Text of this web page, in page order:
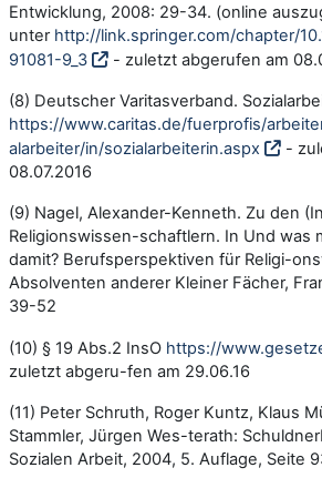
Entwicklung, 2008: 29-34. (online
unter http://link.springer.com/chapter/
91081-9_3
- zuletzt abgerufen am
(8) Deutscher Varitasverband.
https://www.caritas.de/fuerprofis/
alarbeiter/in/sozialarbeiterin.aspx
-
08.07.2016
(9) Nagel, Alexander-Kenneth. Zu den
Religionswissen-schaftlern. In Und was
damit? Berufsperspektiven für Religi-
Absolventen anderer Kleiner Fächer,
39-52
(10) § 19 Abs.2 InsO https://
zuletzt abgeru-fen am 29.06.16
(11) Peter Schruth, Roger Kuntz, Klaus
Stammler, Jürgen Wes-terath:
Sozialen Arbeit, 2004, 5. Auflage, Seite